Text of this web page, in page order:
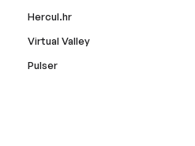
Hercul.hr
Virtual Valley
Pulser